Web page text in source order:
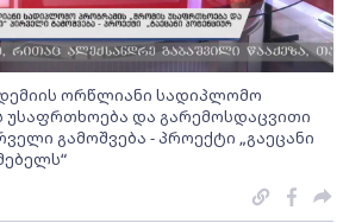
ორწლიანი სადიპლომო
უსაფრთხოება და გარემოსდაცვითი
გამოშვება - პროექტი „გაეცანი